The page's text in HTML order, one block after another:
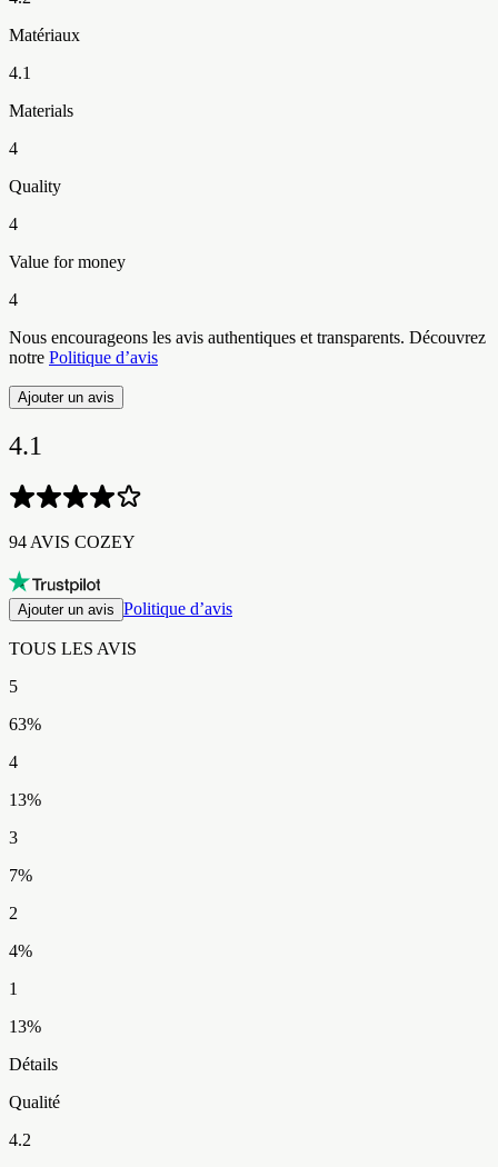
Matériaux
4.1
Materials
4
Quality
4
Value for money
4
Nous encourageons les avis authentiques et transparents. Découvrez
notre Politique d’avis
Ajouter un avis
4.1
94 AVIS COZEY​​​​‌ ‍ ​‍​‍‌‍ ‌ ​‍‌‍‍‌‌‍‌ ‌‍‍‌‌‍ ‍​‍​‍​ ‍‍​‍​‍‌ ​ ‌‍​‌‌‍ ‍‌‍‍‌‌ ‌​‌ ‍‌​‍ ‍‌‍‍‌‌‍ ​‍​‍​‍ ​​‍​‍‌‍‍​‌ ​‍‌‍‌‌‌‍‌‍​‍​‍​ ‍‍​‍​‍‌‍‍​‌ ‌​‌ ‌​‌ ​​‌ ​ ​ ‍‍​‍ ​‍ ‌‍ ​‌‍ ‌‍​ ‌‍​‌‌‍ ​‌‍‍​‌‍ ‌ ​ ‌ ‌​​ ‍‍​ ​ ​ ​​​ ​​​ ​​​‍ ‌ ​ ‌ ‌​‌ ‌‌‌‍‌​‌‍‍‌‌‍ ​‍ ‌‍‍‌‌‍ ‍‌ ‌​‌‍‌‌‌‍ ‍‌ ‌​​‍ ‌‍‌‌‌‍‌​‌‍‍‌‌ ‌​​‍ ‌‍ ‌‌‍ ‌‍‌​‌‍‌‌​ ‌‌ ​​‌ ​‍‌‍‌‌‌ ​ ‌‍‌‌‌‍ ‍‌ ‌​‌‍​‌‌ ‌​‌‍‍‌‌‍ ‌‍ ‍​ ‍ ‌‍‍‌‌‍‌​​ ‌‌‍​‌​ ‌ ​ ‌ ​ ​‌‌‍​ ‌‍‌‍‌‍​‍‌‍‌​​‍ ‌​ ​‌‌‍​ ​ ‌‌​ ​ ​‍ ‌​ ‌​​ ​ ‌‍‌‍​ ‌ ​‍ ‌​ ‍‌​ ‌‌​ ‌ ​ ​ ​‍ ‌‌‍‌​‌‍​ ‌‍‌‌​ ​​‌‍​‍​ ‌​​ ‍​‌‍‌‍​ ‍​​ ‍​‌‍‌‍​ ​‍​ ‍ ‌ ‌​‌ ‍‌‌ ​​‌‍‌‌​ ‌‌ ​​‌‍‌​‌ ​​​ ‍ ‌ ​​‌‍​‌‌ ‌​‌‍‍​​ ‌‌ ‌‍‌‍​‌‌‍ ​‌ ‌‌‌‍‌‌‌​​‌‌‍‌​‌‍‌​‌‍‌‌‌‍‌​‌‌​ ‌‍‌‌‌‍​ ‌ ‌​‌‍‍‌‌‍ ‌‍ ‍‌ ​ ​‍‌‌​ ‌‌‌​​‍‌‌ ‌‍‍ ‌‍‌‌‌ ‍‌​‍‌‌​ ​ ‌​‌​​‍‌‌​ ​ ‌​‌​​‍‌‌​ ​‍​ ​‍‌‍​‌​ ‌‌​ ​ ​ ​​‌‍​‍‌‍​‍​ ​‍​ ‌ ​ ‌‌​ ‌‌​ ‍‌​ ​​​‍‌‌​ ​‍​ ​‍​‍‌‌​ ‌‌‌​‌​​‍ ‍‌ ​‍‌‍‌‌‌ ‌‍‌‍‍‌‌‍‌‌‌ ‌ ‌‌​ ‌ ‌‌‌‍ ‌‌‍ ‌‌‍​‌‌ ​‍‌ ‍‌‌‌‌​‌‍‌‌‌‍ ‌‌ ​​‌‍ ​‌‍​‌‌ ‌​‌‍‌‌​‍ ‍‌ ​ ‌ ‌‌‌‍ ‌‌‍ ‌‌‍​‌‌ ​‍‌ ‍‌‌​‌​‌‍​‌‌ ‌​‌‍​‌​‍ ‍‌ ‌​‌‍ ‌ ‌​‌‍​‌‌‍ ​‌‌​‍‌‍​‌‌ ‌​‌‍‍‌‌‍ ‍‌‍‌ ‌‌‌​‌‍‌‌‌ ‍​‌ ‌​​ ‌‍​‍‌‍​‌‌ ​ ‌‍‌‌‌‌‌‌‌ ​‍‌‍ ​​ ‌‌‍‍​‌ ‌​‌ ‌​‌ ​​‌ ​ ​‍‌‌​ ​ ‌​​‌​‍‌‌​ ​‍‌​‌‍​‍‌‌​ ​‍‌​‌‍‌‍ ​‌‍ ‌‍​ ‌‍​‌‌‍ ​‌‍‍​‌‍ ‌ ​ ‌ ‌​​‍‌‌​ ​ ‌​​‌​ ​ ​ ​​​ ​​​ ​​​‍‌‌​ ​‍‌​‌‍‌ ​ ‌ ‌​‌ ‌‌‌‍‌​‌‍‍‌‌‍ ​‍‌‍‌‍‍‌‌‍‌​​ ‌‌‍​‌​ ‌ ​ ‌ ​ ​‌‌‍​ ‌‍‌‍‌‍​‍‌‍‌​​‍ ‌​ ​‌‌‍​ ​ ‌‌​ ​ ​‍ ‌​ ‌​​ ​ ‌‍‌‍​ ‌ ​‍ ‌​ ‍‌​ ‌‌​ ‌ ​ ​ ​‍ ‌‌‍‌​‌‍​ ‌‍‌‌​ ​​‌‍​‍​ ‌​​ ‍​‌‍‌‍​ ‍​​ ‍​‌‍‌‍​ ​‍​‍‌‍‌ ‌​‌ ‍‌‌ ​​‌‍‌‌​ ‌‌ ​​‌‍‌​‌ ​​​‍‌‍‌ ​​‌‍​‌‌ ‌​‌‍‍​​ ‌‌ ‌‍‌‍​‌‌‍ ​‌ ‌‌‌‍‌‌‌​​‌‌‍‌​‌‍‌​‌‍‌‌‌‍‌​‌‌​ ‌‍‌‌‌‍​ ‌ ‌​‌‍‍‌‌‍ ‌‍ ‍‌ ​ ​‍‌‌​ ‌‌‌​​‍‌‌ ‌‍‍ ‌‍‌‌‌ ‍‌​‍‌‌​ ​ ‌​‌​​‍‌‌​ ​ ‌​‌​​‍‌‌​ ​‍​ ​‍‌‍​‌​ ‌‌​ ​ ​ ​​‌‍​‍‌‍​‍​ ​‍​ ‌ ​ ‌‌​ ‌‌​ ‍‌​ ​​​‍‌‌​ ​‍​ ​‍​‍‌‌​ ‌‌‌​‌​​‍ ‍‌ ​‍‌‍‌‌‌ ‌‍‌‍‍‌‌‍‌‌‌ ‌ ‌‌​ ‌ ‌‌‌‍ ‌‌‍ ‌‌‍​‌‌ ​‍‌ ‍‌‌‌‌​‌‍‌‌‌‍ ‌‌ ​​‌‍ ​‌‍​‌‌ ‌​‌‍‌‌​‍ ‍‌ ​ ‌ ‌‌‌‍ ‌‌‍ ‌‌‍​‌‌ ​‍‌ ‍‌‌​‌​‌‍​‌‌ ‌​‌‍​‌​‍ ‍‌ ‌​‌‍ ‌ ‌​‌‍​‌‌‍ ​‌‌​‍‌‍​‌‌ ‌​‌‍‍‌‌‍ ‍‌‍‌ ‌‌‌​‌‍‌‌‌ ‍​‌ ‌​​‍‌‍‌ ​​‌‍‌‌‌ ​‍‌ ​ ‌ ​​‌‍‌‌‌‍​ ‌ ‌​‌‍‍‌‌ ‌‍‌‍‌‌​ ‌‌ ​​‌ ‌‌‌‍​‍‌‍ ​‌‍‍‌‌ ​ ‌‍‍​‌‍‌‌‌‍‌​​‍​‍‌ ‌
Ajouter un avis Politique d’avis
TOUS LES AVIS​​​​‌ ‍ ​‍​‍‌‍ ‌ ​‍‌‍‍‌‌‍‌ ‌‍‍‌‌‍ ‍​‍​‍​ ‍‍​‍​‍‌ ​ ‌‍​‌‌‍ ‍‌‍‍‌‌ ‌​‌ ‍‌​‍ ‍‌‍‍‌‌‍ ​‍​‍​‍ ​​‍​‍‌‍‍​‌ ​‍‌‍‌‌‌‍‌‍​‍​‍​ ‍‍​‍​‍‌‍‍​‌ ‌​‌ ‌​‌ ​​‌ ​ ​ ‍‍​‍ ​‍ ‌‍ ​‌‍ ‌‍​ ‌‍​‌‌‍ ​‌‍‍​‌‍ ‌ ​ ‌ ‌​​ ‍‍​ ​ ​ ​​​ ​​​ ​​​‍ ‌ ​ ‌ ‌​‌ ‌‌‌‍‌​‌‍‍‌‌‍ ​‍ ‌‍‍‌‌‍ ‍‌ ‌​‌‍‌‌‌‍ ‍‌ ‌​​‍ ‌‍‌‌‌‍‌​‌‍‍‌‌ ‌​​‍ ‌‍ ‌‌‍ ‌‍‌​‌‍‌‌​ ‌‌ ​​‌ ​‍‌‍‌‌‌ ​ ‌‍‌‌‌‍ ‍‌ ‌​‌‍​‌‌ ‌​‌‍‍‌‌‍ ‌‍ ‍​ ‍ ‌‍‍‌‌‍‌​​ ‌‌‍​‌​ ‌ ​ ‌ ​ ​‌‌‍​ ‌‍‌‍‌‍​‍‌‍‌​​‍ ‌​ ​‌‌‍​ ​ ‌‌​ ​ ​‍ ‌​ ‌​​ ​ ‌‍‌‍​ ‌ ​‍ ‌​ ‍‌​ ‌‌​ ‌ ​ ​ ​‍ ‌‌‍‌​‌‍​ ‌‍‌‌​ ​​‌‍​‍​ ‌​​ ‍​‌‍‌‍​ ‍​​ ‍​‌‍‌‍​ ​‍​ ‍ ‌ ‌​‌ ‍‌‌ ​​‌‍‌‌​ ‌‌ ​​‌‍‌​‌ ​​​ ‍ ‌ ​​‌‍​‌‌ ‌​‌‍‍​​ ‌‌ ‌‍‌‍​‌‌‍ ​‌ ‌‌‌‍‌‌‌​​‌‌‍‌​‌‍‌​‌‍‌‌‌‍‌​‌‌​ ‌‍‌‌‌‍​ ‌ ‌​‌‍‍‌‌‍ ‌‍ ‍‌ ​ ​‍‌‌​ ‌‌‌​​‍‌‌ ‌‍‍ ‌‍‌‌‌ ‍‌​‍‌‌​ ​ ‌​‌​​‍‌‌​ ​ ‌​‌​​‍‌‌​ ​‍​ ​‍‌‍​‌​ ‌‌​ ​ ​ ​​‌‍​‍‌‍​‍​ ​‍​ ‌ ​ ‌‌​ ‌‌​ ‍‌​ ​​​‍‌‌​ ​‍​ ​‍​‍‌‌​ ‌‌‌​‌​​‍ ‍‌ ​‍‌‍‌‌‌ ‌‍‌‍‍‌‌‍‌‌‌ ‌ ‌‌​ ‌ ‌‌‌‍ ‌‌‍ ‌‌‍​‌‌ ​‍‌ ‍‌‌‌‌​‌‍‌‌‌‍ ‌‌ ​​‌‍ ​‌‍​‌‌ ‌​‌‍‌‌​‍ ‍‌‍​‍‌ ​‍‌‍‌‌‌‍​‌‌‍‍ ‌‍‌​‌‍ ‌ ‌ ‌‍ ‍‌​‌​‌‍​‌‌ ‌​‌‍​‌​‍ ‍‌ ‌​‌‍‍‌‌ ‌​‌‍ ​‌‍‌‌​ ‌‍​‍‌‍​‌‌ ​ ‌‍‌‌‌‌‌‌‌ ​‍‌‍ ​​ ‌‌‍‍​‌ ‌​‌ ‌​‌ ​​‌ ​ ​‍‌‌​ ​ ‌​​‌​‍‌‌​ ​‍‌​‌‍​‍‌‌​ ​‍‌​‌‍‌‍ ​‌‍ ‌‍​ ‌‍​‌‌‍ ​‌‍‍​‌‍ ‌ ​ ‌ ‌​​‍‌‌​ ​ ‌​​‌​ ​ ​ ​​​ ​​​ ​​​‍‌‌​ ​‍‌​‌‍‌ ​ ‌ ‌​‌ ‌‌‌‍‌​‌‍‍‌‌‍ ​‍‌‍‌‍‍‌‌‍‌​​ ‌‌‍​‌​ ‌ ​ ‌ ​ ​‌‌‍​ ‌‍‌‍‌‍​‍‌‍‌​​‍ ‌​ ​‌‌‍​ ​ ‌‌​ ​ ​‍ ‌​ ‌​​ ​ ‌‍‌‍​ ‌ ​‍ ‌​ ‍‌​ ‌‌​ ‌ ​ ​ ​‍ ‌‌‍‌​‌‍​ ‌‍‌‌​ ​​‌‍​‍​ ‌​​ ‍​‌‍‌‍​ ‍​​ ‍​‌‍‌‍​ ​‍​‍‌‍‌ ‌​‌ ‍‌‌ ​​‌‍‌‌​ ‌‌ ​​‌‍‌​‌ ​​​‍‌‍‌ ​​‌‍​‌‌ ‌​‌‍‍​​ ‌‌ ‌‍‌‍​‌‌‍ ​‌ ‌‌‌‍‌‌‌​​‌‌‍‌​‌‍‌​‌‍‌‌‌‍‌​‌‌​ ‌‍‌‌‌‍​ ‌ ‌​‌‍‍‌‌‍ ‌‍ ‍‌ ​ ​‍‌‌​ ‌‌‌​​‍‌‌ ‌‍‍ ‌‍‌‌‌ ‍‌​‍‌‌​ ​ ‌​‌​​‍‌‌​ ​ ‌​‌​​‍‌‌​ ​‍​ ​‍‌‍​‌​ ‌‌​ ​ ​ ​​‌‍​‍‌‍​‍​ ​‍​ ‌ ​ ‌‌​ ‌‌​ ‍‌​ ​​​‍‌‌​ ​‍​ ​‍​‍‌‌​ ‌‌‌​‌​​‍ ‍‌ ​‍‌‍‌‌‌ ‌‍‌‍‍‌‌‍‌‌‌ ‌ ‌‌​ ‌ ‌‌‌‍ ‌‌‍ ‌‌‍​‌‌ ​‍‌ ‍‌‌‌‌​‌‍‌‌‌‍ ‌‌ ​​‌‍ ​‌‍​‌‌ ‌​‌‍‌‌​‍ ‍‌‍​‍‌ ​‍‌‍‌‌‌‍​‌‌‍‍ ‌‍‌​‌‍ ‌ ‌ ‌‍ ‍‌​‌​‌‍​‌‌ ‌​‌‍​‌​‍ ‍‌ ‌​‌‍‍‌‌ ‌​‌‍ ​‌‍‌‌​‍‌‍‌ ​​‌‍‌‌‌ ​‍‌ ​ ‌ ​​‌‍‌‌‌‍​ ‌ ‌​‌‍‍‌‌ ‌‍‌‍‌‌​ ‌‌ ​​‌ ‌‌‌‍​‍‌‍ ​‌‍‍‌‌ ​ ‌‍‍​‌‍‌‌‌‍‌​​‍​‍‌ ‌
5
63%
4
13%
3
7%
2
4%
1
13%
Détails
Qualité
4.2